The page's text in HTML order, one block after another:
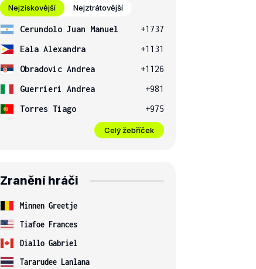
Nejziskovější Nejztrátovější
Cerundolo Juan Manuel
+1737
Eala Alexandra
+1131
Obradovic Andrea
+1126
Guerrieri Andrea
+981
Torres Tiago
+975
Celý žebříček
Zranění hráči
Minnen Greetje
Tiafoe Frances
Diallo Gabriel
Tararudee Lanlana